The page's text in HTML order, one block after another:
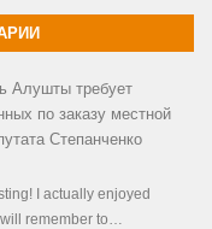
Алушты требует
по заказу местной
Степанченко
I actually enjoyed
remember to…